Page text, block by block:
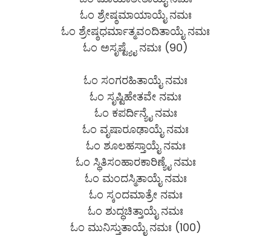
ಓಂ ಶ್ರೇಷ್ಠಮಾಯಾಯೈ ನಮಃ
ಓಂ ಶ್ರೇಷ್ಠಧರ್ಮಾತ್ಮವಂದಿತಾಯೈ ನಮಃ
ಓಂ ಅಸೃಷ್ಟ್ಯೈ ನಮಃ (90)
ಓಂ ಸಂಗರಹಿತಾಯೈ ನಮಃ
ಓಂ ಸೃಷ್ಟಿಹೇತವೇ ನಮಃ
ಓಂ ಕಪರ್ದಿನ್ಯೈ ನಮಃ
ಓಂ ವೃಷಾರೂಢಾಯೈ ನಮಃ
ಓಂ ಶೂಲಹಸ್ತಾಯೈ ನಮಃ
ಓಂ ಸ್ಥಿತಿಸಂಹಾರಕಾರಿಣ್ಯೈ ನಮಃ
ಓಂ ಮಂದಸ್ಮಿತಾಯೈ ನಮಃ
ಓಂ ಸ್ಕಂದಮಾತ್ರೇ ನಮಃ
ಓಂ ಶುದ್ಧಚಿತ್ತಾಯೈ ನಮಃ
ಓಂ ಮುನಿಸ್ತುತಾಯೈ ನಮಃ (100)